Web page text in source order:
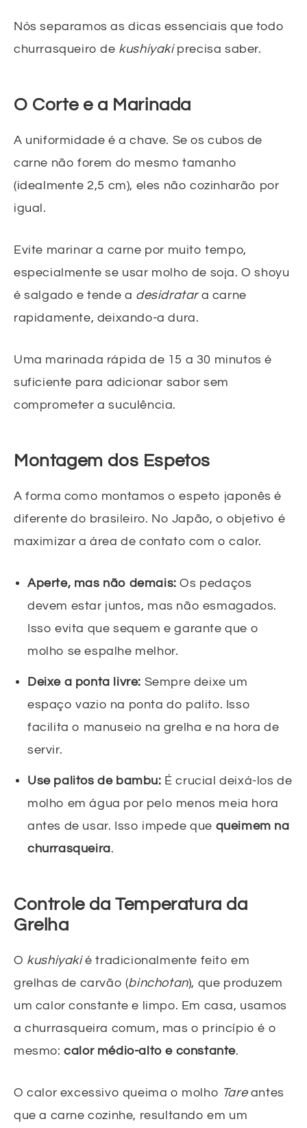
Nós separamos as dicas essenciais que todo
churrasqueiro de kushiyakiprecisa saber.
O Corte e a Marinada
A uniformidade é a chave. Se os cubos de
carne não forem do mesmo tamanho
(idealmente 2,5 cm), eles não cozinharão por
igual.
Evite marinar a carne por muito tempo,
especialmente se usar molho de soja. O shoyu
é salgado e tende a desidratara carne
rapidamente, deixando-a dura.
Uma marinada rápida de 15 a 30 minutos é
suficiente para adicionar sabor sem
comprometer a suculência.
Montagem dos Espetos
A forma como montamos o espeto japonês é
diferente do brasileiro. No Japão, o objetivo é
maximizar a área de contato com o calor.
Aperte, mas não demais: Os pedaços
devem estar juntos, mas não esmagados.
Isso evita que sequem e garante que o
molho se espalhe melhor.
Deixe a ponta livre: Sempre deixe um
espaço vazio na ponta do palito. Isso
facilita o manuseio na grelha e na hora de
servir.
Use palitos de bambu: É crucial deixá-los de
molho em água por pelo menos meia hora
antes de usar. Isso impede que queimem na
churrasqueira.
Controle da Temperatura da
Grelha
O kushiyakié tradicionalmente feito em
grelhas de carvão (binchotan), que produzem
um calor constante e limpo. Em casa, usamos
a churrasqueira comum, mas o princípio é o
mesmo:calor médio-alto e constante.
O calor excessivo queima o molho Tareantes
que a carne cozinhe, resultando em um